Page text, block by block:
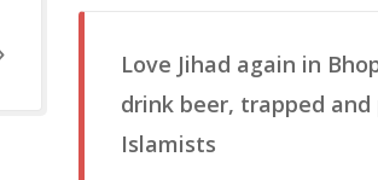
Love Jihad again in
drink beer, trapped
Islamists